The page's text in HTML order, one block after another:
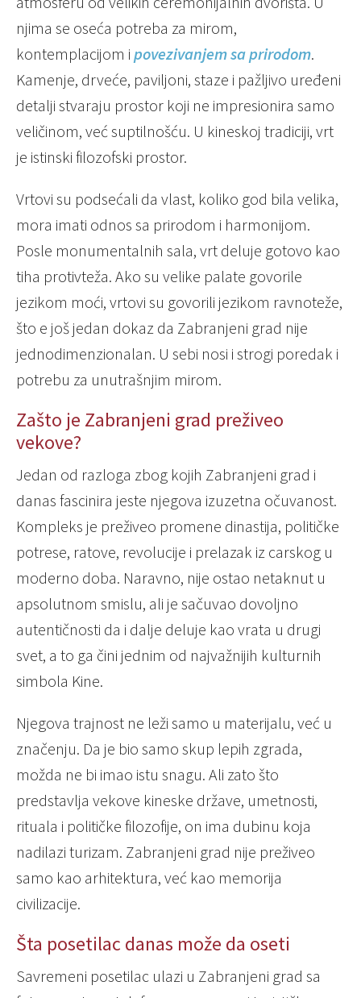
njima se oseća potreba za mirom,
kontemplacijom i povezivanjem sa prirodom.
Kamenje, drveće, paviljoni, staze i pažljivo uređeni
detalji stvaraju prostor koji ne impresionira samo
veličinom, već suptilnošću. U kineskoj tradiciji, vrt
je istinski filozofski prostor.
Vrtovi su podsećali da vlast, koliko god bila velika,
mora imati odnos sa prirodom i harmonijom.
Posle monumentalnih sala, vrt deluje gotovo kao
tiha protivteža. Ako su velike palate govorile
jezikom moći, vrtovi su govorili jezikom ravnoteže,
što e još jedan dokaz da Zabranjeni grad nije
jednodimenzionalan. U sebi nosi i strogi poredak i
potrebu za unutrašnjim mirom.
Zašto je Zabranjeni grad preživeo
vekove?
Jedan od razloga zbog kojih Zabranjeni grad i
danas fascinira jeste njegova izuzetna očuvanost.
Kompleks je preživeo promene dinastija, političke
potrese, ratove, revolucije i prelazak iz carskog u
moderno doba. Naravno, nije ostao netaknut u
apsolutnom smislu, ali je sačuvao dovoljno
autentičnosti da i dalje deluje kao vrata u drugi
svet, a to ga čini jednim od najvažnijih kulturnih
simbola Kine.
Njegova trajnost ne leži samo u materijalu, već u
značenju. Da je bio samo skup lepih zgrada,
možda ne bi imao istu snagu. Ali zato što
predstavlja vekove kineske države, umetnosti,
rituala i političke filozofije, on ima dubinu koja
nadilazi turizam. Zabranjeni grad nije preživeo
samo kao arhitektura, već kao memorija
civilizacije.
Šta posetilac danas može da oseti
Savremeni posetilac ulazi u Zabranjeni grad sa